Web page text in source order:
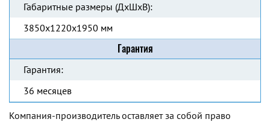
Габаритные размеры (ДхШхВ):
3850x1220x1950 мм
Гарантия
Гарантия:
36 месяцев
Компания-производитель оставляет за собой право